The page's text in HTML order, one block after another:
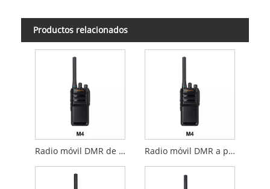
Productos relacionados
Radio móvil DMR de doble banda Radio móvil DMR a prueba de explosiones